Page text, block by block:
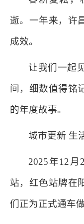
逝。一年来，许
成效。
让我们一起
间，细数值得铭
的年度故事。
城市更新 生
2025年12
站，红色站牌在
们正为正式通车